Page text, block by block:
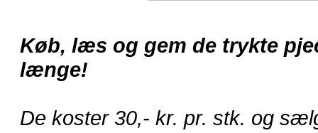
Køb, læs og gem de trykte
længe!
De koster 30,- kr. pr. stk. og